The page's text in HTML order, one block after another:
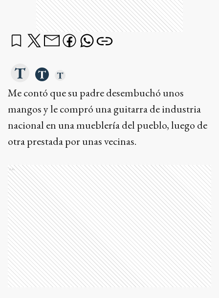
Me contó que su padre desembuchó unos
mangos y le compró una guitarra de industria
nacional en una mueblería del pueblo, luego de
otra prestada por unas vecinas.
Ads